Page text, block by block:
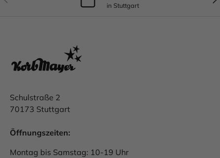
in Stuttgart
Schulstraße 2
70173 Stuttgart
Öffnungszeiten:
Montag bis Samstag: 10-19 Uhr